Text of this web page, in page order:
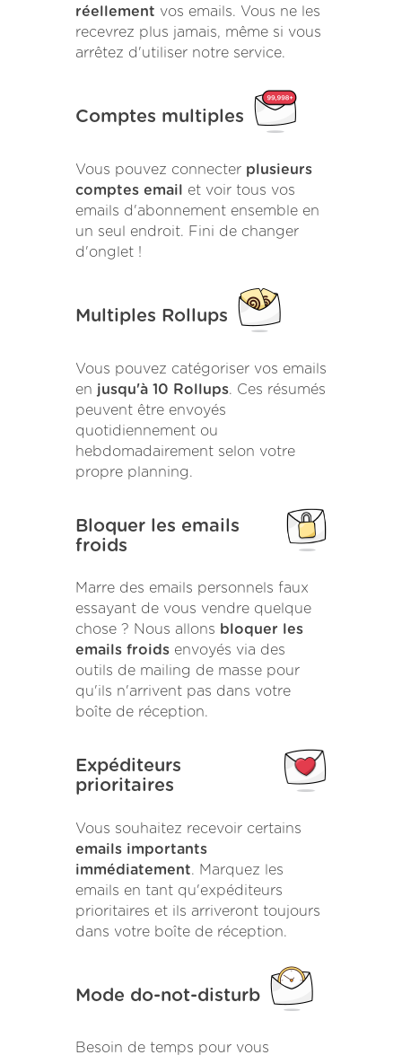
réellement vos emails. Vous ne les
recevrez plus jamais, même si vous
arrêtez d'utiliser notre service.
Comptes multiples
Vous pouvez connecter plusieurs
comptes email
et voir tous vos
emails d'abonnement ensemble en
un seul endroit. Fini de changer
d'onglet !
Multiples Rollups
Vous pouvez catégoriser vos emails
en jusqu'à 10 Rollups. Ces résumés
peuvent être envoyés
quotidiennement ou
hebdomadairement selon votre
propre planning.
Bloquer les emails
froids
Marre des emails personnels faux
essayant de vous vendre quelque
chose ? Nous allons bloquer les
emails froids envoyés via des
outils de mailing de masse pour
qu'ils n'arrivent pas dans votre
boîte de réception.
Expéditeurs
prioritaires
Vous souhaitez recevoir certains
emails importants
immédiatement. Marquez les
emails en tant qu'expéditeurs
prioritaires et ils arriveront toujours
dans votre boîte de réception.
Mode do-not-disturb
Besoin de temps pour vous